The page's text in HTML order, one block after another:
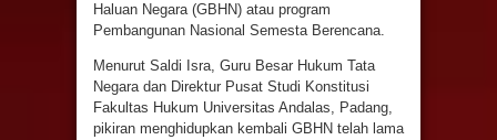
Haluan Negara (GBHN) atau program
Pembangunan Nasional Semesta Berencana.
Menurut Saldi Isra, Guru Besar Hukum Tata
Negara dan Direktur Pusat Studi Konstitusi
Fakultas Hukum Universitas Andalas, Padang,
pikiran menghidupkan kembali GBHN telah lama